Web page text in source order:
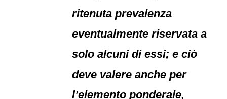
ritenuta prevalenza
eventualmente riservata a
solo alcuni di essi; e ciò
deve valere anche per
l’elemento ponderale,